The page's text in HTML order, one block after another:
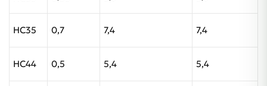
НС35 0,7 7,4 7,4
НС44 0,5 5,4 5,4